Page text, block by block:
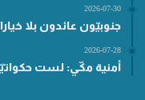
2026-07-30
جنوبيّون عائدون بلا
2026-07-28
أمنية مكّي: لست